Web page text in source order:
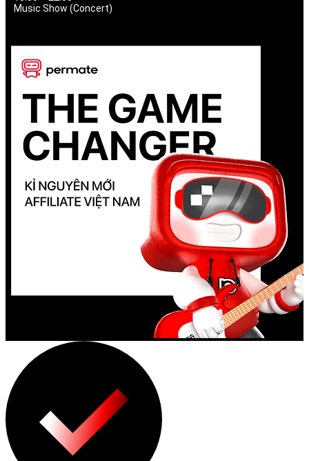
Music Show (Concert)